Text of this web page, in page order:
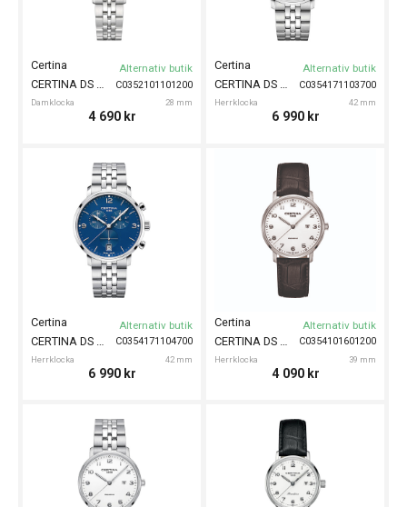
C0352101101200
Certina
Damklocka 28 mm
CERTINA DS Caimano 28mm
Alternativ butik
4 690 kr
C0354171103700
Certina
Herrklocka 42 mm
CERTINA DS Caimano Chronograph 42mm
Alternativ butik
6 990 kr
C0354171104700
Certina
Herrklocka 42 mm
Alternativ butik
6 990 kr
C0354101601200
Certina
Herrklocka 39 mm
Alternativ butik
4 090 kr